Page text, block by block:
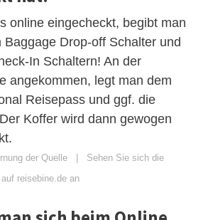
online eingecheckt, begibt man
Baggage Drop-off Schalter und
In Schaltern! An der
angekommen, legt man dem
Reisepass und ggf. die
Koffer wird dann gewogen
der Quelle | Sehen Sie sich die
reisebine.de an